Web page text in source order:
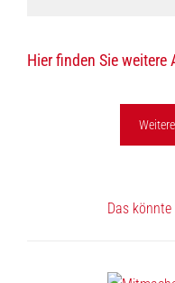
Hier finden Sie weitere
Das könnte